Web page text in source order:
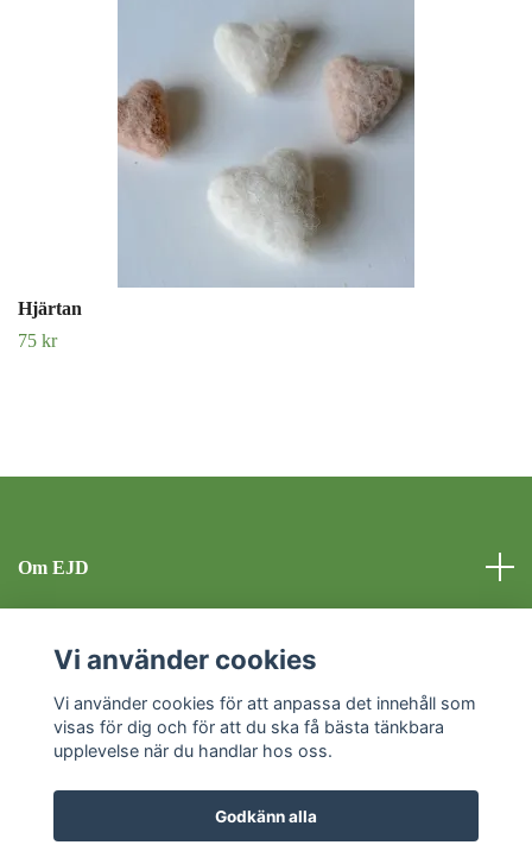
Hjärtan
75 kr
Om EJD
Sociala medier
Vi använder cookies
Vi använder cookies för att anpassa det innehåll som
visas för dig och för att du ska få bästa tänkbara
upplevelse när du handlar hos oss.
Godkänn alla